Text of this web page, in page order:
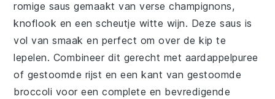
romige saus gemaakt van verse champignons,
knoflook en een scheutje witte wijn. Deze saus is
vol van smaak en perfect om over de kip te
lepelen. Combineer dit gerecht met aardappelpuree
of gestoomde rijst en een kant van gestoomde
broccoli voor een complete en bevredigende